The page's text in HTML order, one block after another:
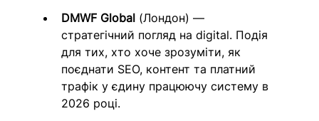
DMWF Global (Лондон) —
стратегічний погляд на digital. Подія
для тих, хто хоче зрозуміти, як
поєднати SEO, контент та платний
трафік у єдину працюючу систему в
2026 році.